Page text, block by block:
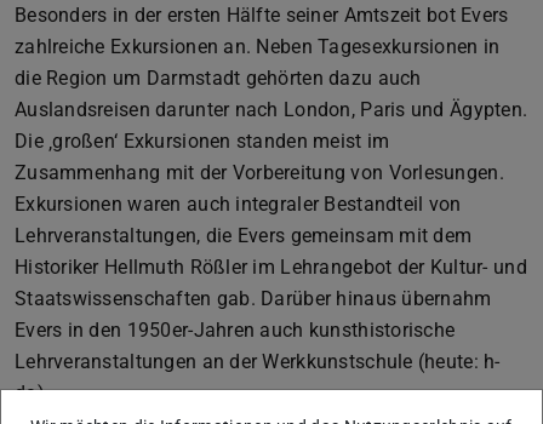
Besonders in der ersten Hälfte seiner Amtszeit bot Evers
zahlreiche Exkursionen an. Neben Tagesexkursionen in
die Region um Darmstadt gehörten dazu auch
Auslandsreisen darunter nach London, Paris und Ägypten.
Die ‚großen‘ Exkursionen standen meist im
Zusammenhang mit der Vorbereitung von Vorlesungen.
Exkursionen waren auch integraler Bestandteil von
Lehrveranstaltungen, die Evers gemeinsam mit dem
Historiker Hellmuth Rößler im Lehrangebot der Kultur- und
Staatswissenschaften gab. Darüber hinaus übernahm
Evers in den 1950er-Jahren auch kunsthistorische
Lehrveranstaltungen an der Werkkunstschule (heute: h-
da).